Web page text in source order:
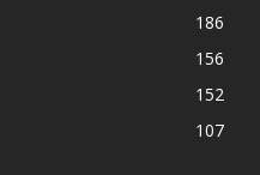
186
156
152
107